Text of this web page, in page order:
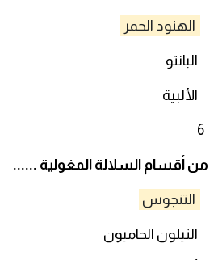
الهنود الحمر
البانتو
الألبية
6
من أقسام السلالة المغولية ......
التنجوس
النيلون الحاميون